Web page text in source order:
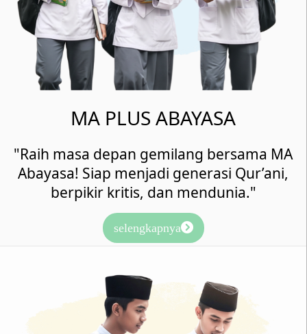
MA PLUS ABAYASA
"Raih masa depan gemilang bersama MA
Abayasa! Siap menjadi generasi Qur’ani,
berpikir kritis, dan mendunia."
selengkapnya